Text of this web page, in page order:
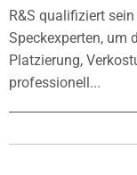
R&S qualifiziert
Speckexperten, um
Platzierung,
professionell...